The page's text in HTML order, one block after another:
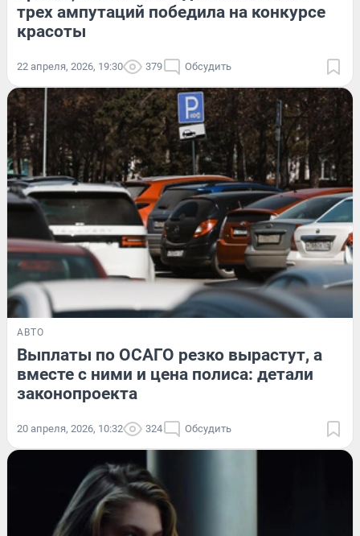
трех ампутаций победила на конкурсе
красоты
22 апреля, 2026, 19:30 379 Обсудить
АВТО
Выплаты по ОСАГО резко вырастут, а
вместе с ними и цена полиса: детали
законопроекта
20 апреля, 2026, 10:32 324 Обсудить